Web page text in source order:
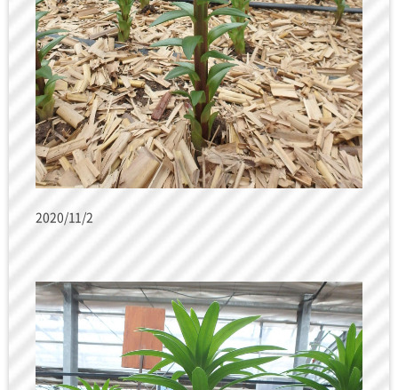
2020/11/2